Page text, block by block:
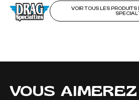
VOIR TOUS LES
VOUS